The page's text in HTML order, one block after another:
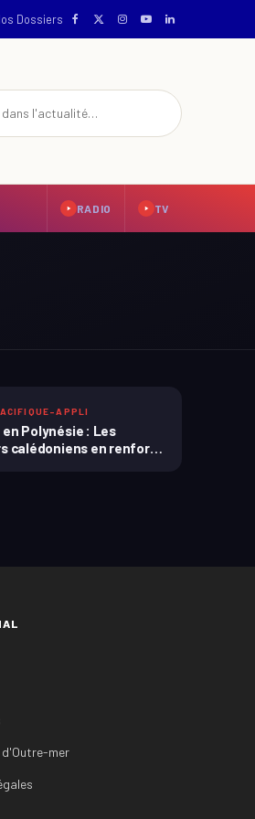
Dossiers
RADIO TV
APPLI
en Polynésie : Les
calédoniens en renfort
d'Outre-mer